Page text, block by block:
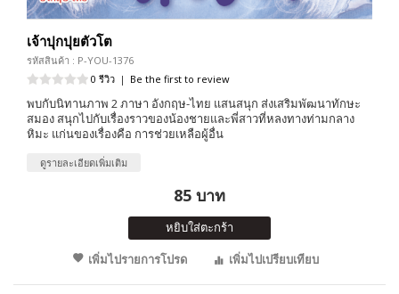
เจ้าปุกปุยตัวโต
รหัสสินค้า : P-YOU-1376
0 รีวิว | Be the first to review
พบกับนิทานภาพ 2 ภาษา อังกฤษ-ไทย แสนสนุก ส่งเสริมพัฒนาทักษะ
สมอง สนุกไปกับเรื่องราวของน้องชายและพี่สาวที่หลงทางท่ามกลาง
หิมะ แก่นของเรื่องคือ การช่วยเหลือผู้อื่น
ดูรายละเอียดเพิ่มเติม
85 บาท
หยิบใส่ตะกร้า
เพิ่มไปรายการโปรด
เพิ่มไปเปรียบเทียบ